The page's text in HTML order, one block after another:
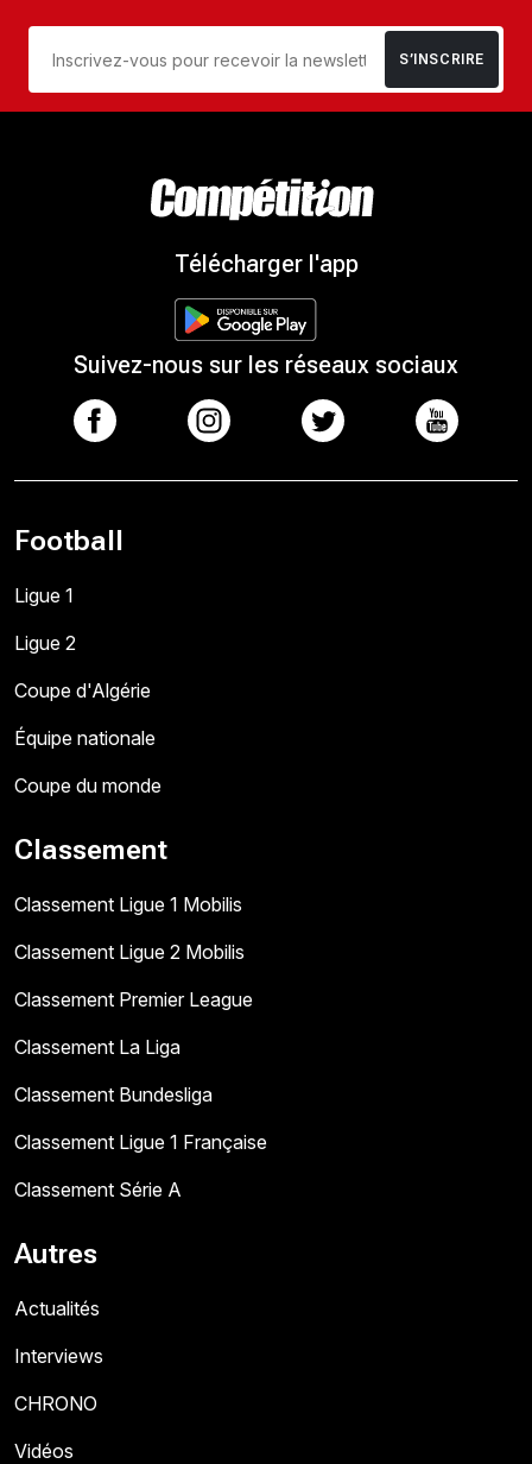
S’INSCRIRE
Télécharger l'app
Suivez-nous sur les réseaux sociaux
Football
Ligue 1
Ligue 2
Coupe d'Algérie
Équipe nationale
Coupe du monde
Classement
Classement Ligue 1 Mobilis
Classement Ligue 2 Mobilis
Classement Premier League
Classement La Liga
Classement Bundesliga
Classement Ligue 1 Française
Classement Série A
Autres
Actualités
Interviews
CHRONO
Vidéos